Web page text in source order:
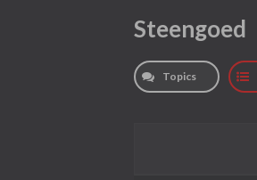
Steengoed
Topics